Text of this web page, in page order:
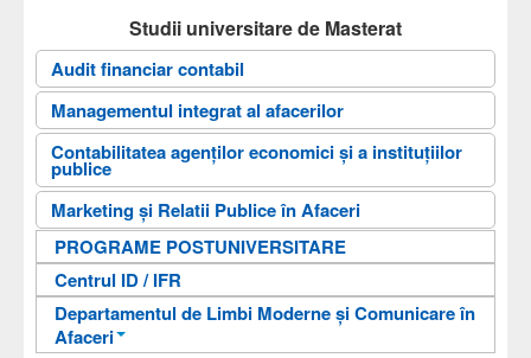
Arhiva
Antreprenoriat digital
Studii universitare de Masterat
Audit financiar contabil
Managementul integrat al afacerilor
Contabilitatea agenților economici și a instituțiilor
publice
Marketing şi Relatii Publice în Afaceri
PROGRAME POSTUNIVERSITARE
Centrul ID / IFR
Departamentul de Limbi Moderne și Comunicare în
Afaceri